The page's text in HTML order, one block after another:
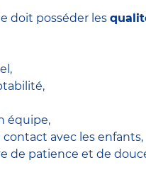
doit posséder les
équipe,
avec les enfants,
de patience et de